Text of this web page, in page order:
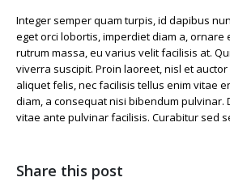
Integer semper quam turpis, id dapibus
eget orci lobortis, imperdiet diam a, ornare
rutrum massa, eu varius velit facilisis at.
viverra suscipit. Proin laoreet, nisl et
aliquet felis, nec facilisis tellus enim vitae
diam, a consequat nisi bibendum pulvinar.
vitae ante pulvinar facilisis. Curabitur sed
Share this post